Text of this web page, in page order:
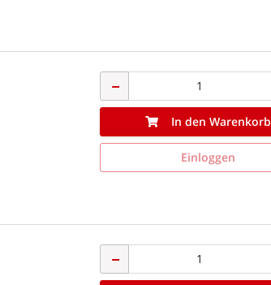
In den Warenkorb
Einloggen